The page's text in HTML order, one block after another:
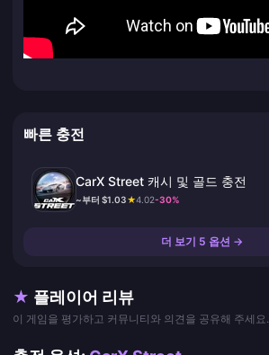
빠른 충전
CarX Street 캐시 및 골드 충전
~부터 $1.03★4.02-30%
더 보기 5 옵션 →
★ 플레이어 리뷰
이 게임을 평가하고 커뮤니티와 의견을 공유해 주세요.